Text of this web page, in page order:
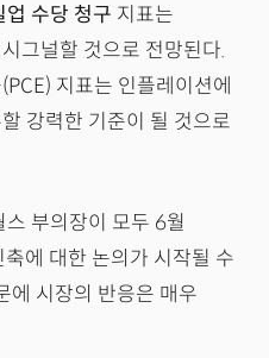
업 수당 청구 지표는
그널할 것으로 전망된다.
지표는 인플레이션에
강력한 기준이 될 것으로
부의장이 모두 6월
에 대한 논의가 시작될 수
에 시장의 반응은 매우